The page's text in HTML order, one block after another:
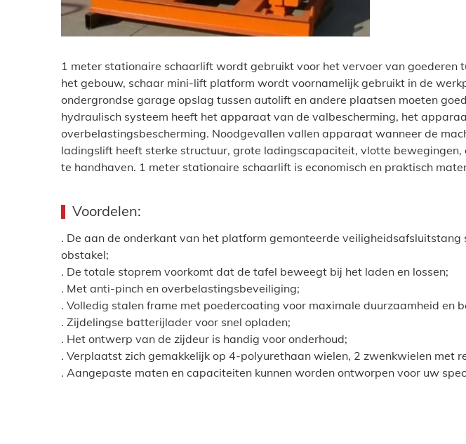
1 meter stationaire schaarlift wordt gebruikt voor het vervoer van goederen
het gebouw, schaar mini-lift platform wordt voornamelijk gebruikt in de
ondergrondse garage opslag tussen autolift en andere plaatsen moeten
hydraulisch systeem heeft het apparaat van de valbescherming, het
overbelastingsbescherming. Noodgevallen vallen apparaat wanneer de
ladingslift heeft sterke structuur, grote ladingscapaciteit, vlotte bewegingen,
te handhaven. 1 meter stationaire schaarlift is economisch en praktisch
Voordelen:
. De aan de onderkant van het platform gemonteerde
obstakel;
. De totale stoprem voorkomt dat de tafel beweegt bij het laden en lossen;
. Met anti-pinch en overbelastingsbeveiliging;
. Volledig stalen frame met poedercoating voor maximale duurzaamheid en
. Zijdelingse batterijlader voor snel opladen;
. Het ontwerp van de zijdeur is handig voor onderhoud;
. Verplaatst zich gemakkelijk op 4-polyurethaan wielen, 2 zwenkwielen met
. Aangepaste maten en capaciteiten kunnen worden ontworpen voor uw